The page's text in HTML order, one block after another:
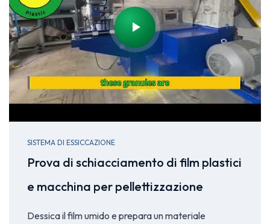
SISTEMA DI ESSICCAZIONE
Prova di schiacciamento di film plastici
e macchina per pellettizzazione
Dessica il film umido e prepara un materiale